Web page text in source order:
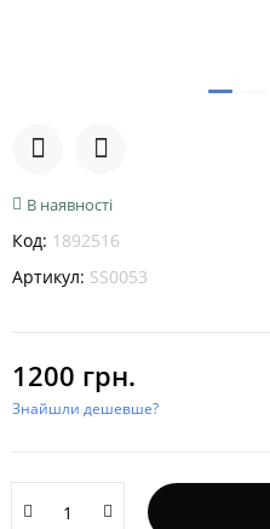
В наявності
Код: 1892516
Артикул: SS0053
1200 грн.
Знайшли дешевше?